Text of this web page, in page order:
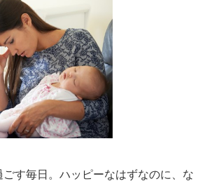
す毎日。ハッピーなはずなのに、な